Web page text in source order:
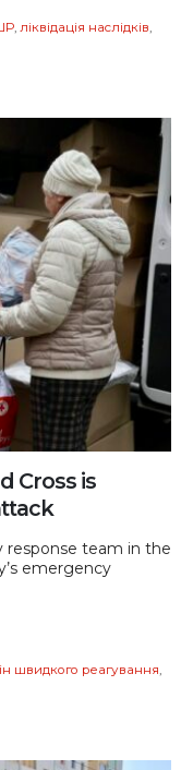
, ліквідація наслідків,
Cross is
response team in the
emergency
швидкого реагування,